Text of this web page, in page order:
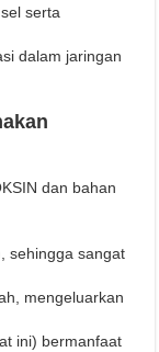
serta
dalam jaringan
dan bahan
sehingga sangat
mengeluarkan
ini) bermanfaat